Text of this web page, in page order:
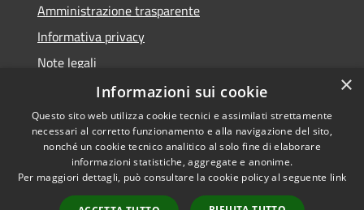
Amministrazione trasparente
Informativa privacy
Note legali
Dichiarazione di accessibilità
RSS
Accessibilità
Copyright © 2026 • Comune di
×
Informazioni sui cookie
Questo sito web utilizza cookie tecnici e assimilati strettamente
necessari al corretto funzionamento e alla navigazione del sito,
nonché un cookie tecnico analitico al solo fine di elaborare
informazioni statistiche, aggregate e anonime.
Per maggiori dettagli, può consultare la cookie policy al seguente link